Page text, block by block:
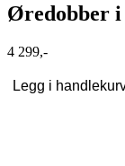
Øredobber i
4 299,-
Legg i